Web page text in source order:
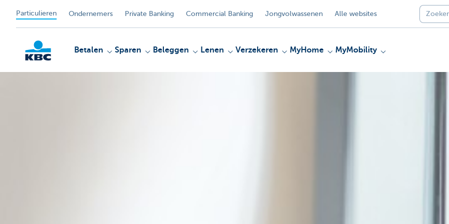
Particulieren Ondernemers Private Banking Commercial Banking Jongvolwassenen Alle websites
Betalen Sparen Beleggen Lenen Verzekeren MyHome MyMobility